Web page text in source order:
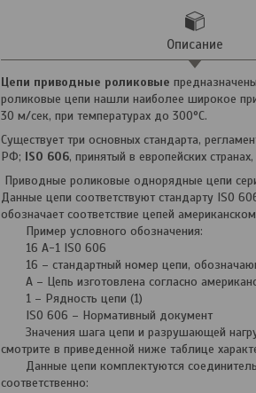
Описание
Цепи приводные роликовые
роликовые цепи нашли наиболее широкое
30 м/сек, при температурах до 300°С.
Существует три основных стандарта,
РФ; ISO 606, принятый в европейских странах,
Приводные роликовые однорядные цепи
Данные цепи соответствуют стандарту ISO
обозначает соответствие цепей
Пример условного обозначения:
16 A-1 ISO 606
16 – стандартный номер цепи,
A – Цепь изготовлена согласно
1 – Рядность цепи (1)
ISO 606 – Нормативный документ
Значения шага цепи и разрушающей
смотрите в приведенной ниже таблице
Данные цепи комплектуются
соответственно: